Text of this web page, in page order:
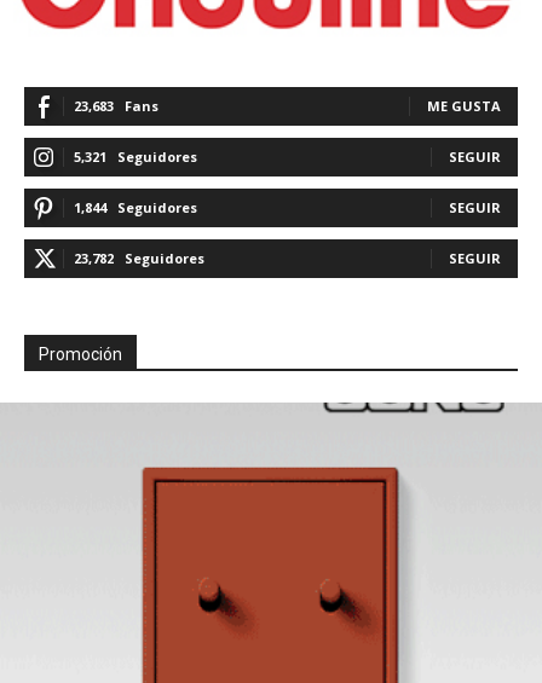
23,683 Fans ME GUSTA
5,321 Seguidores SEGUIR
1,844 Seguidores SEGUIR
23,782 Seguidores SEGUIR
Promoción